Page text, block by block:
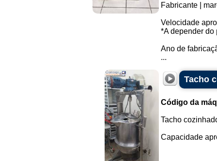
Fabricante |
Velocidade
*A depender do
Ano de
...
Tacho
Código da
Tacho
Capacidade